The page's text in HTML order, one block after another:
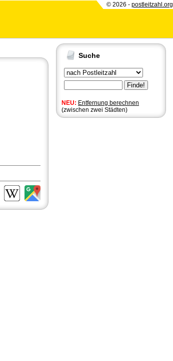
© 2026 - postleitzahl.org
Suche
NEU: Entfernung berechnen
(zwischen zwei Städten)